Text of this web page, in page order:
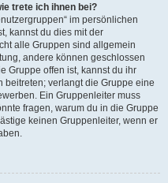
trete ich ihnen bei?
im persönlichen
kannst du dies mit der
alle Gruppen sind allgemein
andere können geschlossen
Gruppe offen ist, kannst du ihr
verlangt die Gruppe eine
Ein Gruppenleiter muss
fragen, warum du in die Gruppe
keinen Gruppenleiter, wenn er